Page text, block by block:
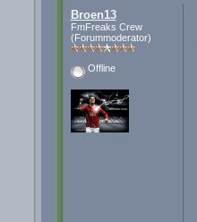
Broen13
FmFreaks Crew
(Forummoderator)
Offline